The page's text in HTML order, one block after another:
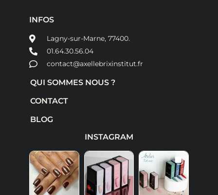
INFOS
Lagny-sur-Marne, 77400.
01.64.30.56.04
contact@axellebrixinstitut.fr
QUI SOMMES NOUS ?
CONTACT
BLOG
INSTAGRAM